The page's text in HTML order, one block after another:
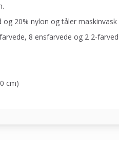
20% nylon og tåler
8 ensfarvede og 2 2-
cm)